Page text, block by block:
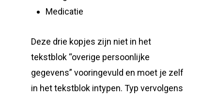
Medicatie
Deze drie kopjes zijn niet in het
tekstblok “overige persoonlijke
gegevens” vooringevuld en moet je zelf
in het tekstblok intypen. Typ vervolgens